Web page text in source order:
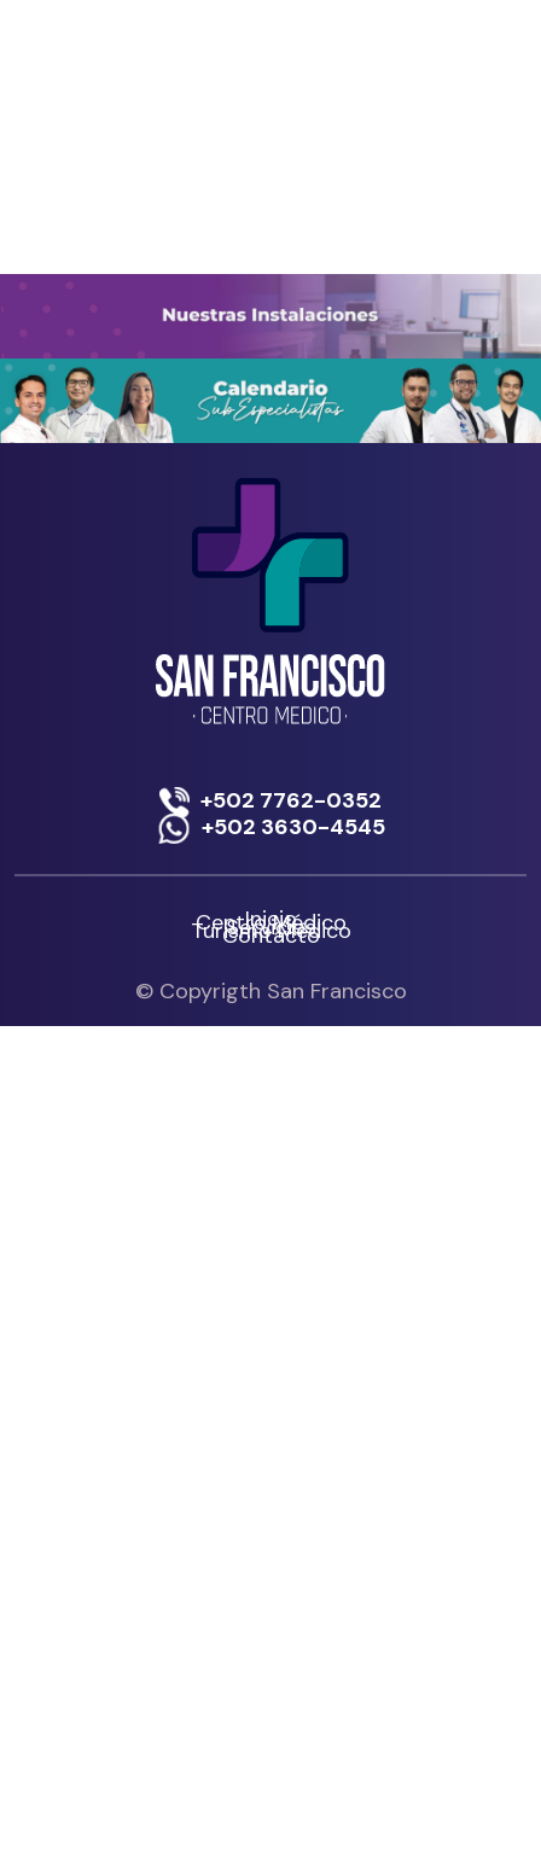
+502 7762-0352
+502 3630-4545
Inicio
Centro Médico
Servicios
Turismo Médico
Contacto
© Copyrigth San Francisco